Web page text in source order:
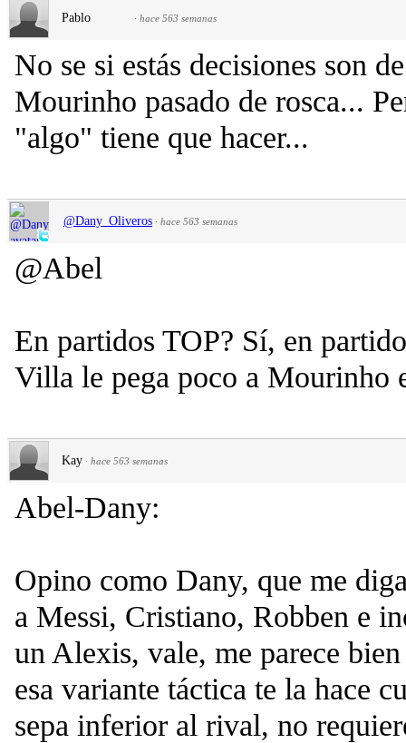
Pablo · hace 563 semanas
No se si estás decisiones son
Mourinho pasado de rosca...
"algo" tiene que hacer...
@Dany_Oliveros · hace 563 semanas
@Abel
En partidos TOP? Sí, en
Villa le pega poco a Mourinho
Kay · hace 563 semanas
Abel-Dany:
Opino como Dany, que me
a Messi, Cristiano, Robben e
un Alexis, vale, me parece
esa variante táctica te la hace
sepa inferior al rival, no